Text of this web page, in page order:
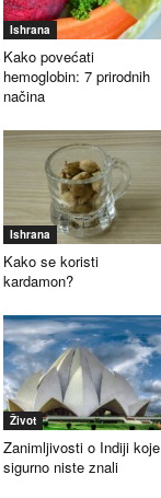
Ishrana
Kako povećati
hemoglobin: 7 prirodnih
načina
Ishrana
Kako se koristi
kardamon?
Život
Zanimljivosti o Indiji koje
sigurno niste znali